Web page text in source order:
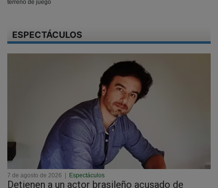
terreno de juego
ESPECTÁCULOS
7 de agosto de 2026 Espectáculos
Detienen a un actor brasileño acusado de